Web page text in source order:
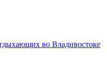
во Владивостоке